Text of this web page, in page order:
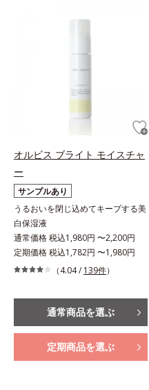
オルビス ブライト モイスチャ
ー
サンプルあり
うるおいを閉じ込めてキープする美
白保湿液
通常価格 税込1,980円 〜2,200円
定期価格 税込1,782円 〜1,980円
（4.04 / 139件）
通常商品を選ぶ
定期商品を選ぶ